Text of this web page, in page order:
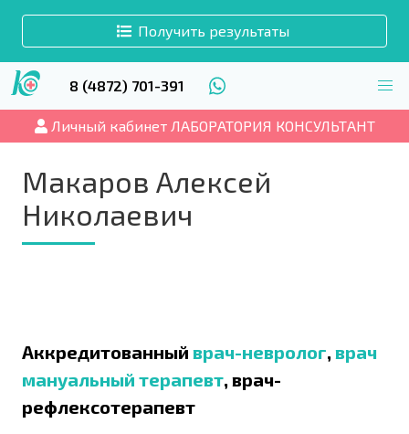
Получить результаты
8 (4872) 701-391
Личный кабинет ЛАБОРАТОРИЯ КОНСУЛЬТАНТ
Макаров Алексей
Николаевич
Аккредитованный врач-невролог, врач
мануальный терапевт, врач-
рефлексотерапевт